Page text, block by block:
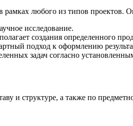
любого из типов проектов.
исследование.
создания определенного
подход к оформлению
задач согласно
и структуре, а также по